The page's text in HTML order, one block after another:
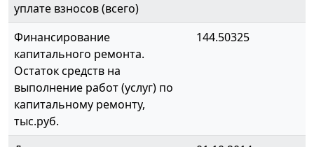
уплате взносов (всего)
Финансирование
капитального ремонта.
Остаток средств на
выполнение работ (услуг) по
капитальному ремонту,
тыс.руб.
144.50325